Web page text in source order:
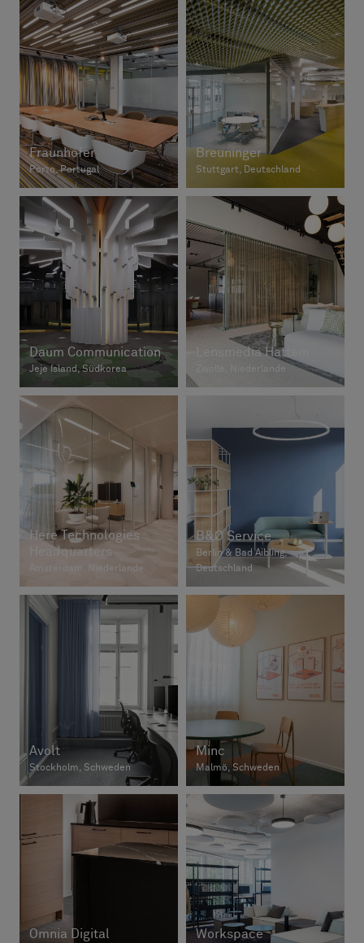
Fraunhofer
Porto, Portugal
Breuninger
Stuttgart, Deutschland
Daum Communication
Jeje Island, Südkorea
Lensmedia Hattem
Zwolle, Niederlande
Here Technologies
Headquarters
Amsterdam, Niederlande
B&O Service
Berlin & Bad Aibling,
Deutschland
Avolt
Stockholm, Schweden
Minc
Malmö, Schweden
Omnia Digital
Workspace